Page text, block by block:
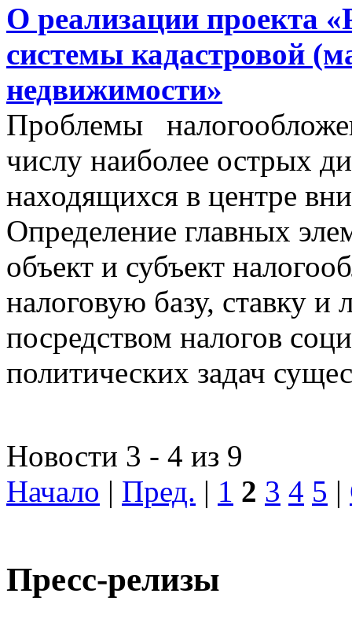
О реализации проекта
системы кадастровой
недвижимости»
Проблемы
числу наиболее острых
находящихся в центре
Определение главных
объект и субъект
налоговую базу, ставку и
посредством налогов
политических задач
Новости 3 - 4 из 9
Начало | Пред. | 1 2 3 4 5 |
Пресс-релизы